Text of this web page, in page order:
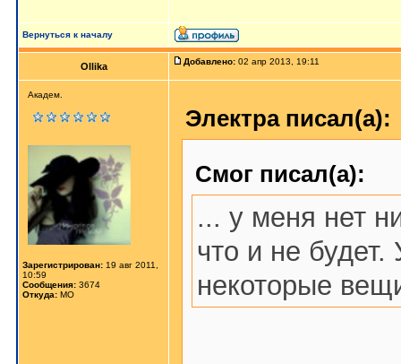
Вернуться к началу
Ollika Добавлено: 02 апр 2013, 19:11
Академ.
Зарегистрирован: 19 авг 2011,
10:59
Сообщения: 3674
Откуда: МО
Электра писал(а):
Смог писал(а):
... у меня нет
что и не
некоторые